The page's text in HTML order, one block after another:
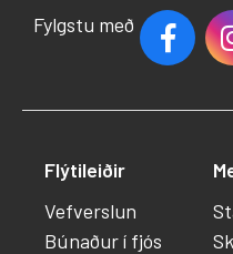
Fylgstu með
Flýtileiðir
Vefverslun
Búnaður í fjós